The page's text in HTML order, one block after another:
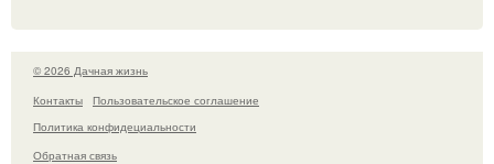
© 2026 Дачная жизнь
Контакты
Пользовательское соглашение
Политика конфидециальности
Обратная связь